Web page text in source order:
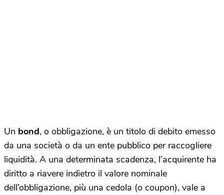
Un bond, o obbligazione, è un titolo di debito emesso
da una società o da un ente pubblico per raccogliere
liquidità. A una determinata scadenza, l’acquirente ha
diritto a riavere indietro il valore nominale
dell’obbligazione, più una cedola (o coupon), vale a